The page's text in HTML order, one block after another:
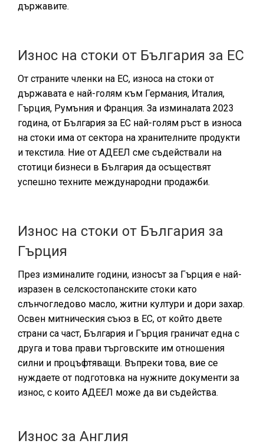
държавите.
Износ на стоки от България за ЕС
От страните членки на ЕС, износа на стоки от
държавата е най-голям към Германия, Италия,
Гърция, Румъния и Франция. За изминалата 2023
година, от България за ЕС най-голям ръст в износа
на стоки има от сектора на хранителните продукти
и текстила. Ние от АДЕЕЛ сме съдействали на
стотици бизнеси в България да осъществят
успешно техните международни продажби.
Износ на стоки от България за
Гърция
През изминалите години, износът за Гърция е най-
изразен в селскостопанските стоки като
слънчогледово масло, житни култури и дори захар.
Освен митническия съюз в ЕС, от който двете
страни са част, България и Гърция граничат една с
друга и това прави търговските им отношения
силни и процъфтяващи. Въпреки това, вие се
нуждаете от подготовка на нужните документи за
износ, с които АДЕЕЛ може да ви съдейства.
Износ за Англия